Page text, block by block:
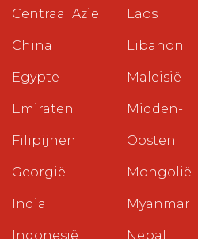
Centraal Azië
China
Egypte
Emiraten
Filipijnen
Georgië
India
Indonesië
Laos
Libanon
Maleisië
Midden-
Oosten
Mongolië
Myanmar
Nepal